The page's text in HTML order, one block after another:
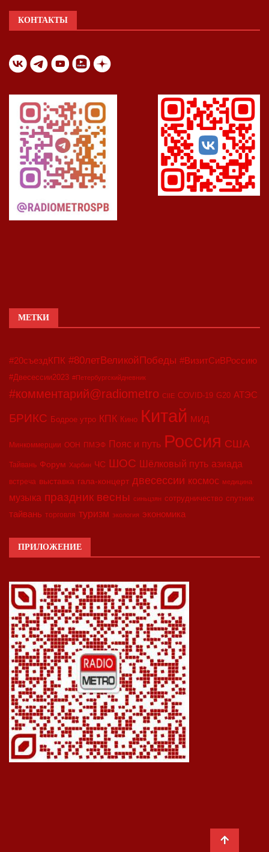
КОНТАКТЫ
МЕТКИ
#20съездКПК #80летВеликойПобеды #ВизитСиВРоссию
#Двесессии2023 #Петербургскийдневник
#комментарий@radiometro CIIE COVID-19 G20 АТЭС
БРИКС Бодрое утро КПК Кино Китай МИД
Минкоммерции ООН ПМЭФ Пояс и путь Россия США
Тайвань Форум Харбин ЧС ШОС Шёлковый путь азиада
встреча выставка гала-концерт двесессии космос медицина
музыка праздник весны синьцзян сотрудничество спутник
тайвань торговля туризм экология экономика
ПРИЛОЖЕНИЕ